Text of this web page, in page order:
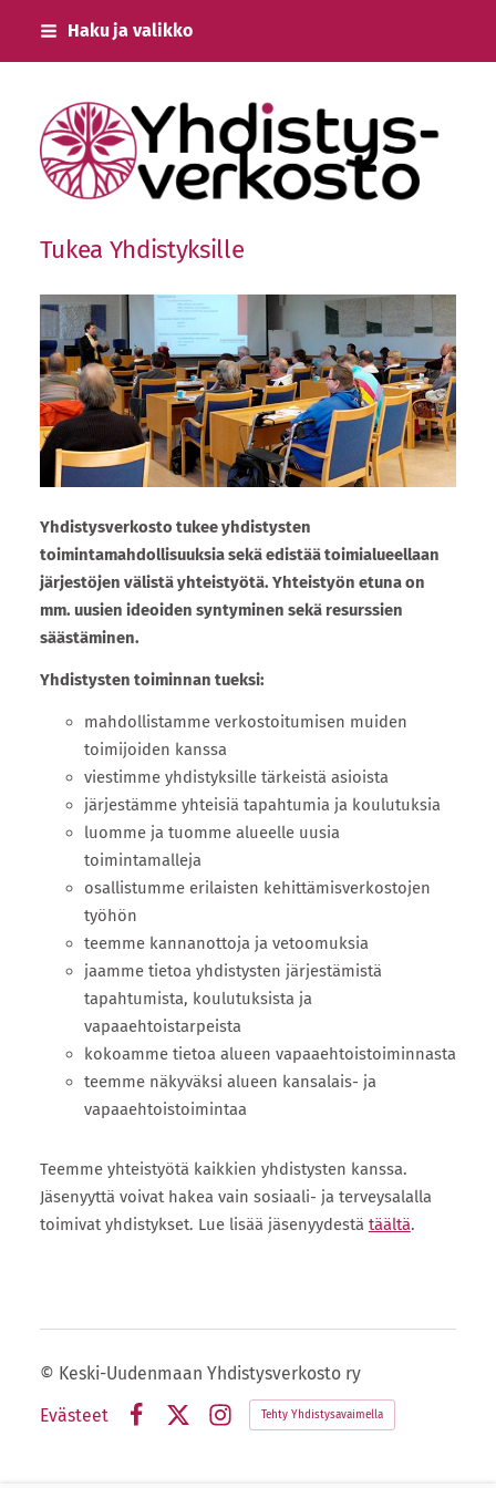
Siirry
Haku ja valikko
Keski-Uudenmaan Yhdistysverkosto ry
Tukea Yhdistyksille
Yhdistysverkosto tukee yhdistysten
toimintamahdollisuuksia sekä edistää toimialueellaan
järjestöjen välistä yhteistyötä. Yhteistyön etuna on
mm. uusien ideoiden syntyminen sekä resurssien
säästäminen.
Yhdistysten toiminnan tueksi:
mahdollistamme verkostoitumisen muiden
toimijoiden kanssa
viestimme yhdistyksille tärkeistä asioista
järjestämme yhteisiä tapahtumia ja koulutuksia
luomme ja tuomme alueelle uusia
toimintamalleja
osallistumme erilaisten kehittämisverkostojen
työhön
teemme kannanottoja ja vetoomuksia
jaamme tietoa yhdistysten järjestämistä
tapahtumista, koulutuksista ja
vapaaehtoistarpeista
kokoamme tietoa alueen vapaaehtoistoiminnasta
teemme näkyväksi alueen kansalais- ja
vapaaehtoistoimintaa
Teemme yhteistyötä kaikkien yhdistysten kanssa.
Jäsenyyttä voivat hakea vain sosiaali- ja terveysalalla
toimivat yhdistykset. Lue lisää jäsenyydestä täältä.
© Keski-Uudenmaan Yhdistysverkosto ry
Evästeet
Instagram
Tehty Yhdistysavaimella